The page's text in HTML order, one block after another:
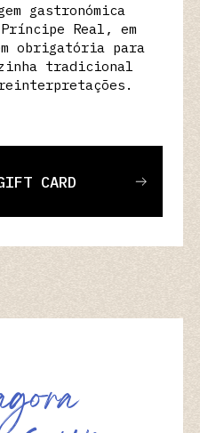
gastronómica
Real, em
obrigatória para
tradicional
CARD
gora